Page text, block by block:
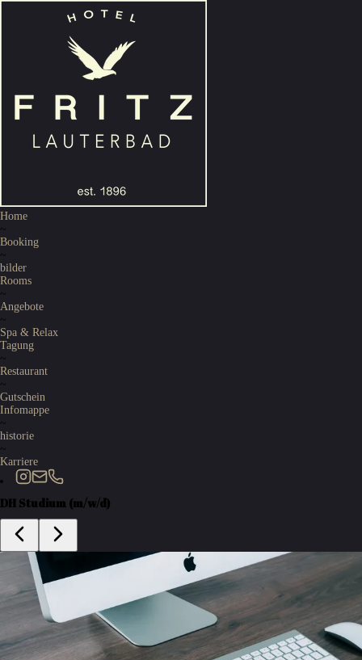
Home
~
Booking
~
bilder
Rooms
~
Angebote
~
Spa & Relax
Tagung
~
Restaurant
~
Gutschein
Infomappe
~
historie
~
Karriere
DH Studium (m/w/d)